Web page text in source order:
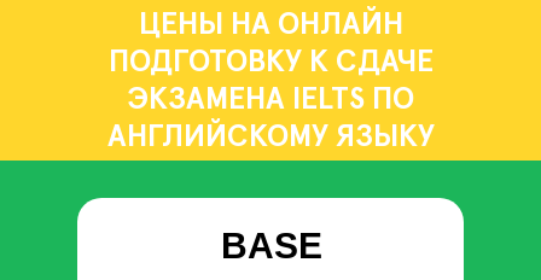
ЦЕНЫ НА ОНЛАЙН
ПОДГОТОВКУ К СДАЧЕ
ЭКЗАМЕНА IELTS ПО
АНГЛИЙСКОМУ ЯЗЫКУ
BASE